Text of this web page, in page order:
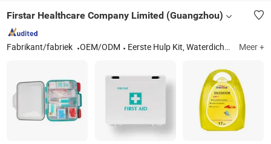
Firstar Healthcare Company Limited (Guangzhou)
Fabrikant/fabriek OEM/ODM Eerste Hulp Kit, Waterdichte Gipsbeschermer, Pillendoos, CPR Masker, Wondverpakking, Noodverband, Persoonlijke Verzorgingsartikelen Meer +